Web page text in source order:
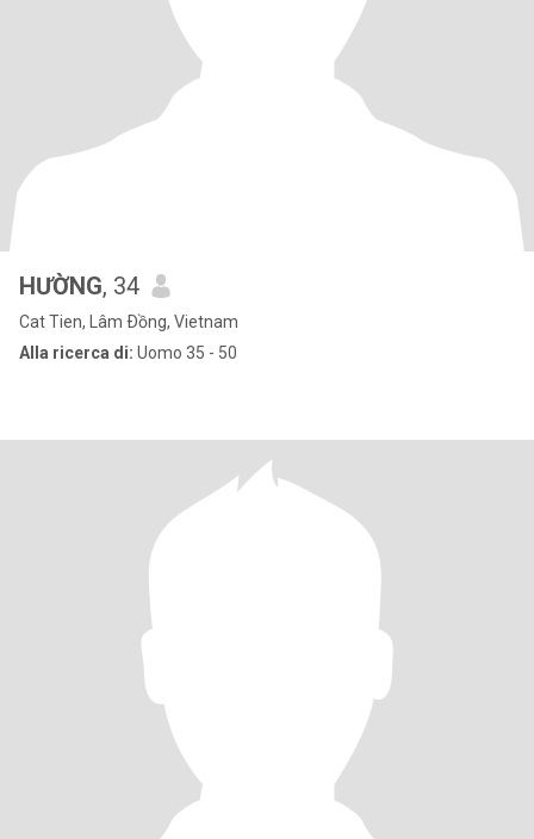
HƯỜNG, 34
Cat Tien, Lâm Ðồng, Vietnam
Alla ricerca di: Uomo 35 - 50